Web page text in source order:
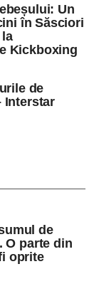
Un
în Săsciori
Kickboxing
de
Interstar
de
O parte din
oprite